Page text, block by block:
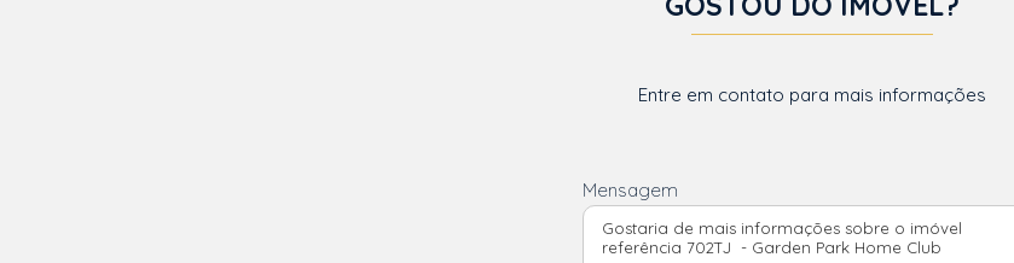
Entre em contato para mais informações
Mensagem